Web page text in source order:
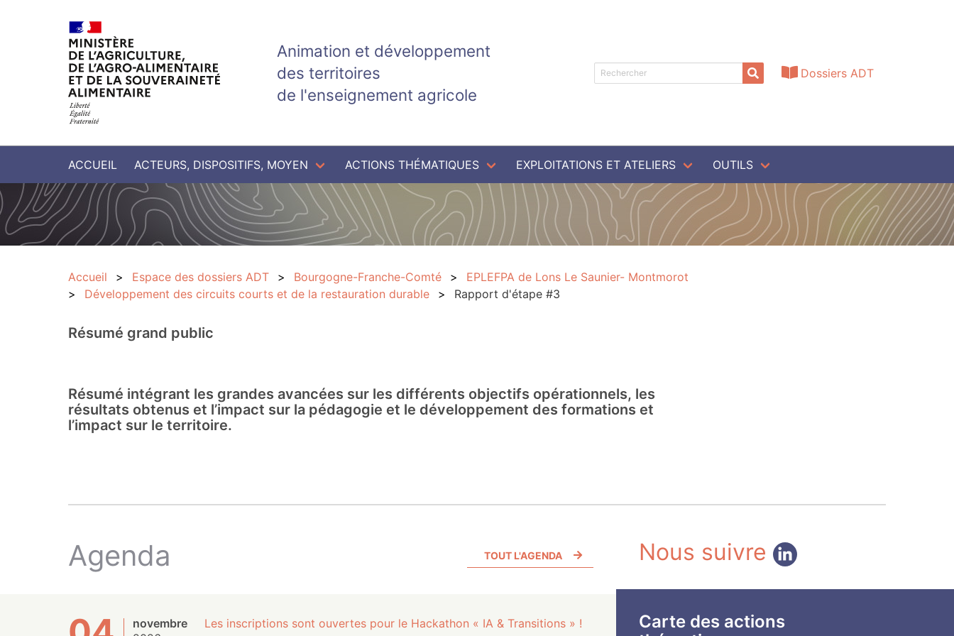
Animation et développement
des territoires
de l'enseignement agricole
Dossiers ADT
ACCUEIL ACTEURS, DISPOSITIFS, MOYEN ACTIONS THÉMATIQUES EXPLOITATIONS ET ATELIERS OUTILS
Accueil Espace des dossiers ADT Bourgogne-Franche-Comté
EPLEFPA de Lons Le Saunier- Montmorot
Développement des circuits courts et de la restauration durable
Rapport d'étape #3
Résumé grand public
Résumé intégrant les grandes avancées sur les différents objectifs opérationnels, les
résultats obtenus et l’impact sur la pédagogie et le développement des formations et
l’impact sur le territoire.
Agenda TOUT L'AGENDA
novembre
Les inscriptions sont ouvertes pour le Hackathon « IA & Transitions » !
Nous suivre
Carte des actions